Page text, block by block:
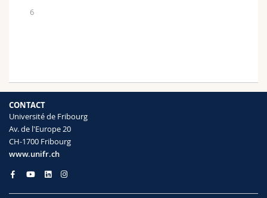
6
CONTACT
Université de Fribourg
Av. de l'Europe 20
CH-1700 Fribourg
www.unifr.ch